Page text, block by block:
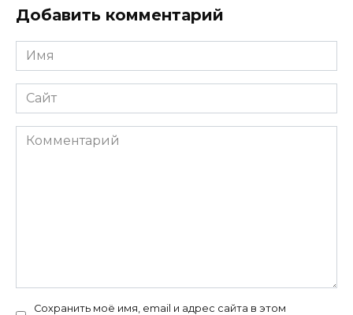
Добавить комментарий
Имя
*
Сайт
Комментарий
Сохранить моё имя, email и адрес сайта в этом